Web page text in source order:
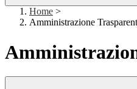
Home >
Amministrazione